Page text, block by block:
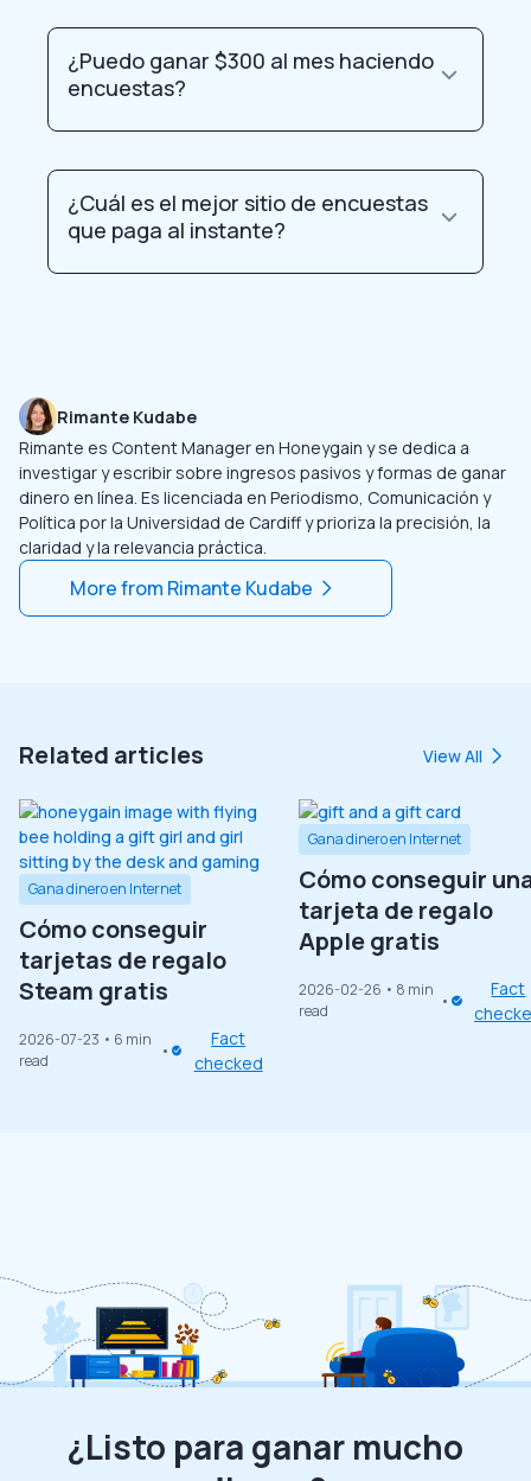
¿Puedo ganar $300 al mes haciendo
encuestas?
¿Cuál es el mejor sitio de encuestas
que paga al instante?
Rimante Kudabe
Rimante es Content Manager en Honeygain y se dedica a
investigar y escribir sobre ingresos pasivos y formas de ganar
dinero en línea. Es licenciada en Periodismo, Comunicación y
Política por la Universidad de Cardiff y prioriza la precisión, la
claridad y la relevancia práctica.
More from Rimante Kudabe
Related articles View All
Gana dinero en Internet
Cómo conseguir
tarjetas de regalo
Steam gratis
2026-07-23 • 6 min
read
Fact
checked
Gana dinero en Internet
Cómo conseguir
tarjeta de regalo
Apple gratis
2026-02-26 • 8 min
read
Fact
¿Listo para ganar mucho